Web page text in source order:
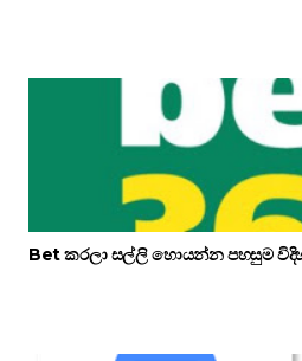
Bet කරලා සල්ලි හොයන්න පහසුම